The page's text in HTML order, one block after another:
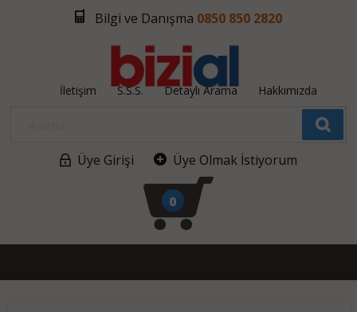
Bilgi ve Danışma 0850 850 2820
İletişim S.S.S. Detaylı Arama Hakkımızda
Üye Girişi Üye Olmak İstiyorum
0